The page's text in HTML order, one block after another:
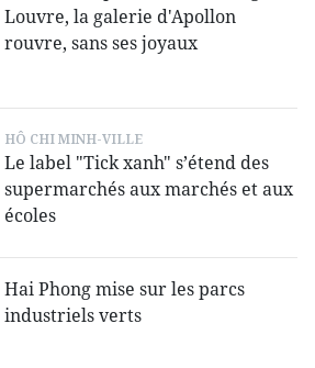
Louvre, la galerie d'Apollon
rouvre, sans ses joyaux
HÔ CHI MINH-VILLE
Le label "Tick xanh" s’étend des
supermarchés aux marchés et aux
écoles
Hai Phong mise sur les parcs
industriels verts